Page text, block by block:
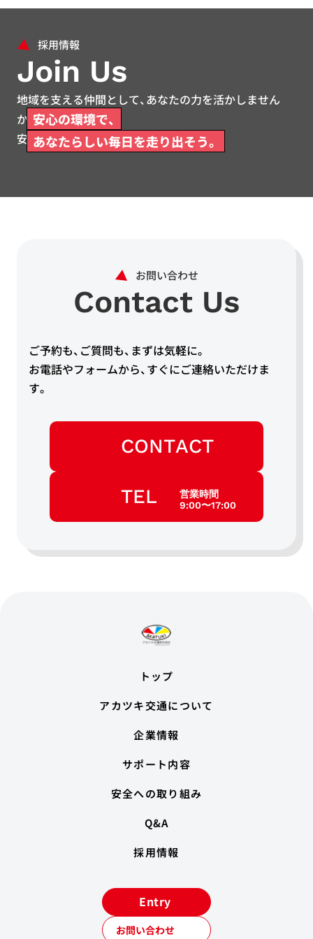
Join Us
地域を支える仲間として、あなたの力を活かしません
か。
安心して働ける環境をご用意しています。
安心の環境で、
あなたらしい毎日を走り出そう。
Contact Us
ご予約も、ご質問も、まずは気軽に。
お電話やフォームから、すぐにご連絡いただけま
す。
CONTACT
TEL
営業時間
9:00〜17:00
トップ
アカツキ交通について
企業情報
サポート内容
安全への取り組み
Q&A
採用情報
お問い合わせ
Entry